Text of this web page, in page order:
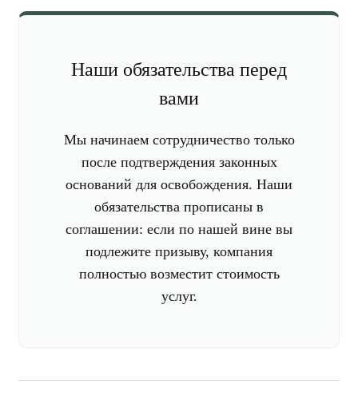
Наши обязательства перед
вами
Мы начинаем сотрудничество только
после подтверждения законных
оснований для освобождения. Наши
обязательства прописаны в
соглашении: если по нашей вине вы
подлежите призыву, компания
полностью возместит стоимость
услуг.